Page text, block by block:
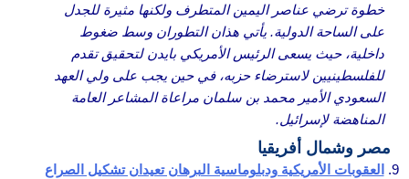
خطوة ترضي عناصر اليمين المتطرف ولكنها مثيرة للجدل
على الساحة الدولية. يأتي هذان التطوران وسط ضغوط
داخلية، حيث يسعى الرئيس الأمريكي بايدن لتحقيق تقدم
للفلسطينيين لاسترضاء حزبه، في حين يجب على ولي العهد
السعودي الأمير محمد بن سلمان مراعاة المشاعر العامة
المناهضة لإسرائيل.
مصر وشمال أفريقيا
العقوبات الأمريكية ودبلوماسية البرهان تعيدان تشكيل الصراع